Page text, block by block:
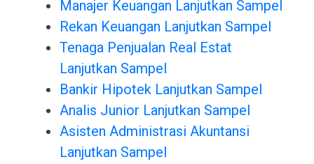
Manajer Keuangan Lanjutkan Sampel
Rekan Keuangan Lanjutkan Sampel
Tenaga Penjualan Real Estat
Lanjutkan Sampel
Bankir Hipotek Lanjutkan Sampel
Analis Junior Lanjutkan Sampel
Asisten Administrasi Akuntansi
Lanjutkan Sampel